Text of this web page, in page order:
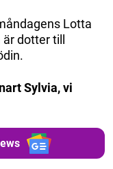
Lotta
dotter till
Sylvia, vi